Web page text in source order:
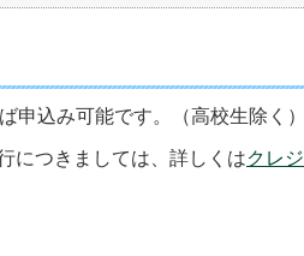
申込み可能です。（高校生除く
につきましては、詳しくはクレ